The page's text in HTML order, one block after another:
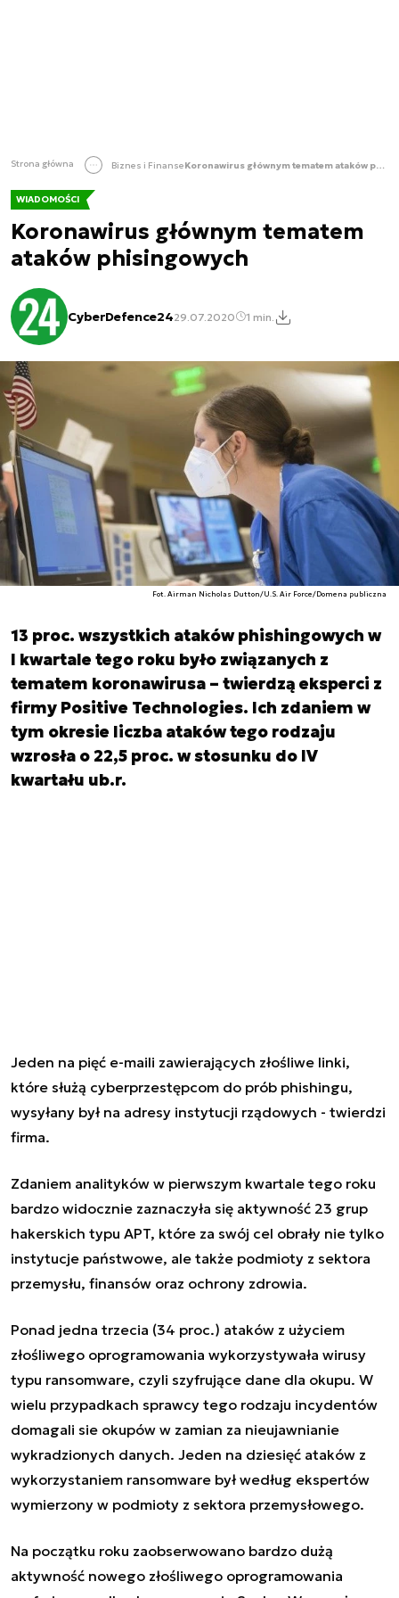
Strona główna Biznes i Finanse Koronawirus głównym tematem ataków phisingowych
WIADOMOŚCI
Koronawirus głównym tematem
ataków phisingowych
CyberDefence2429.07.2020 1 min.
Fot. Airman Nicholas Dutton/U.S. Air Force/Domena publiczna
13 proc. wszystkich ataków phishingowych w
I kwartale tego roku było związanych z
tematem koronawirusa – twierdzą eksperci z
firmy Positive Technologies. Ich zdaniem w
tym okresie liczba ataków tego rodzaju
wzrosła o 22,5 proc. w stosunku do IV
kwartału ub.r.
Jeden na pięć e-maili zawierających złośliwe linki,
które służą cyberprzestępcom do prób phishingu,
wysyłany był na adresy instytucji rządowych - twierdzi
firma.
Zdaniem analityków w pierwszym kwartale tego roku
bardzo widocznie zaznaczyła się aktywność 23 grup
hakerskich typu APT, które za swój cel obrały nie tylko
instytucje państwowe, ale także podmioty z sektora
przemysłu, finansów oraz ochrony zdrowia.
Ponad jedna trzecia (34 proc.) ataków z użyciem
złośliwego oprogramowania wykorzystywała wirusy
typu ransomware, czyli szyfrujące dane dla okupu. W
wielu przypadkach sprawcy tego rodzaju incydentów
domagali sie okupów w zamian za nieujawnianie
wykradzionych danych. Jeden na dziesięć ataków z
wykorzystaniem ransomware był według ekspertów
wymierzony w podmioty z sektora przemysłowego.
Na początku roku zaobserwowano bardzo dużą
aktywność nowego złośliwego oprogramowania